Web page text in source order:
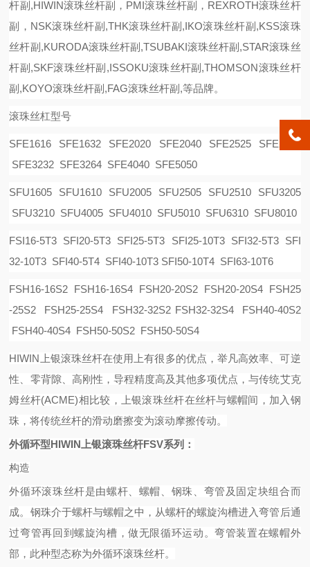
杆副,HIWIN滚珠丝杆副 ， PMI滚珠丝杆副， REXROTH滚珠丝杆
副
， NSK滚珠丝杆副,THK滚珠丝杆副,IKO滚珠丝杆副,KSS滚珠
丝杆副,KURODA滚珠丝杆副,TSUBAKI滚珠丝杆副,STAR滚珠丝
杆副,SKF滚珠丝杆副,ISSOKU滚珠丝杆副,THOMSON滚珠丝杆
副,KOYO滚珠丝杆副,FAG滚珠丝杆副,等品牌。
滚珠丝杠型号
SFE1616 SFE1632 SFE2020 SFE2040 SFE2525 SFE2550
SFE3232 SFE3264 SFE4040 SFE5050
SFU1605 SFU1610 SFU2005 SFU2505 SFU2510 SFU3205
SFU3210 SFU4005 SFU4010 SFU5010 SFU6310 SFU8010
FSI16-5T3 SFI20-5T3 SFI25-5T3 SFI25-10T3 SFI32-5T3 SFI
32-10T3 SFI40-5T4 SFI40-10T3 SFI50-10T4 SFI63-10T6
FSH16-16S2 FSH16-16S4 FSH20-20S2 FSH20-20S4 FSH25
-25S2 FSH25-25S4 FSH32-32S2 FSH32-32S4 FSH40-40S2
FSH40-40S4 FSH50-50S2 FSH50-50S4
HIWIN上银滚珠丝杆在使用上有很多的优点，举凡高效率、可逆
性、零背隙、高刚性，导程精度高及其他多项优点，与传统艾克
姆丝杆(ACME)相比较，上银滚珠丝杆在丝杆与螺帽间，加入钢
珠，将传统丝杆的滑动磨擦变为滚动摩擦传动。
外循环型HIWIN上银滚珠丝杆FSV系列：
构造
外循环滚珠丝杆是由螺杆、螺帽、钢珠、弯管及固定块组合而
成。钢珠介于螺杆与螺帽之中，从螺杆的螺旋沟槽进入弯管后通
过弯管再回到螺旋沟槽，做无限循环运动。弯管装置在螺帽外
部，此种型态称为外循环滚珠丝杆。